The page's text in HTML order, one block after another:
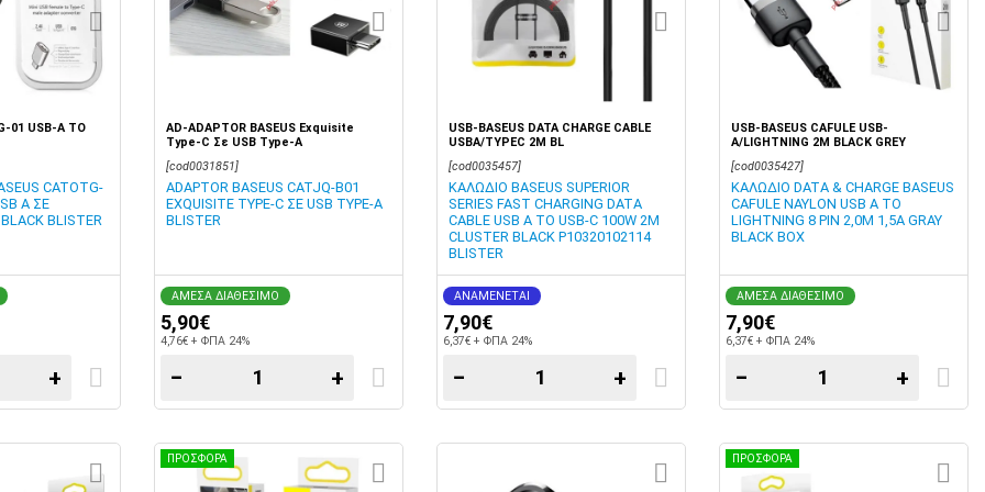
01 USB-A TO
CATOTG-
A ΣΕ
BLISTER
+
AD-ADAPTOR BASEUS Exquisite
Type-C Σε USB Type-A
[cod0031851]
ADAPTOR BASEUS CATJQ-B01
EXQUISITE TYPE-C ΣΕ USB TYPE-A
BLISTER
ΑΜΕΣΑ ΔΙΑΘΕΣΙΜΟ
5,90€
4,76€ + ΦΠΑ 24%
− +
USB-BASEUS DATA CHARGE CABLE
USBA/TYPEC 2M BL
[cod0035457]
ΚΑΛΩΔΙΟ BASEUS SUPERIOR
SERIES FAST CHARGING DATA
CABLE USB A TO USB-C 100W 2M
CLUSTER BLACK P10320102114
BLISTER
ΑΝΑΜΕΝΕΤΑΙ
7,90€
6,37€ + ΦΠΑ 24%
− +
USB-BASEUS CAFULE USB-
A/LIGHTNING 2M BLACK GREY
[cod0035427]
ΚΑΛΩΔΙΟ DATA & CHARGE BASEUS
CAFULE NAYLON USB A TO
LIGHTNING 8 PIN 2,0M 1,5A GRAY
BLACK BOX
ΑΜΕΣΑ ΔΙΑΘΕΣΙΜΟ
7,90€
6,37€ + ΦΠΑ 24%
− +
ΠΡΟΣΦΟΡΑ ΠΡΟΣΦΟΡΑ